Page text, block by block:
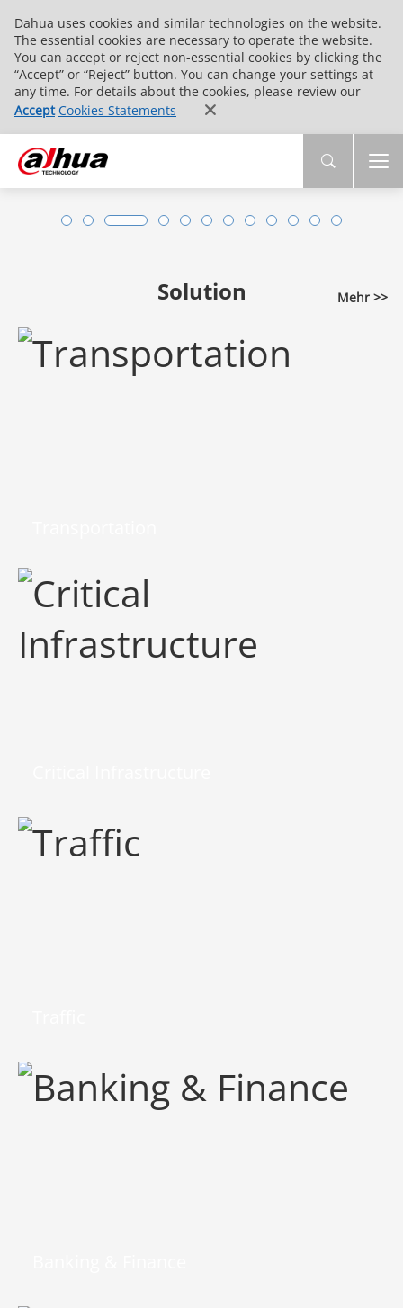
Dahua uses cookies and similar technologies on the website.
The essential cookies are necessary to operate the website.
You can accept or reject non-essential cookies by clicking the
“Accept” or “Reject” button. You can change your settings at
any time. For details about the cookies, please review our
Accept Cookies Statements
Solution Mehr >>